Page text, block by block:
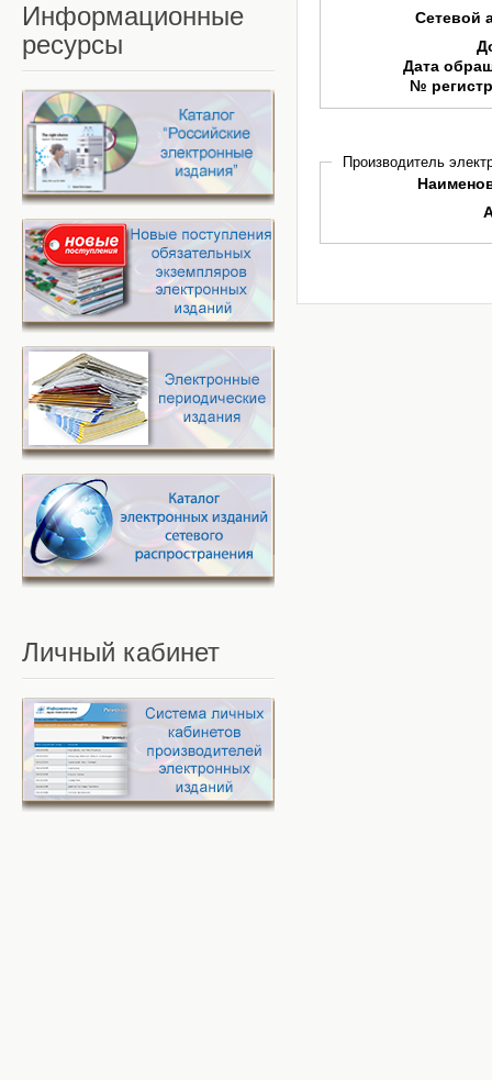
Сетевой
Дата
№
Производитель
Информационные
ресурсы
Личный кабинет